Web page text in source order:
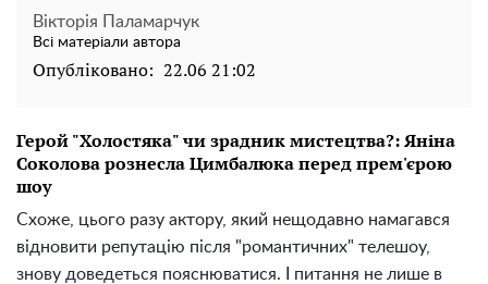
Вікторія Паламарчук
Всі матеріали автора
Опубліковано: 22.06 21:02
Герой "Холостяка" чи зрадник мистецтва?: Яніна
Соколова рознесла Цимбалюка перед прем'єрою
шоу
Схоже, цього разу актору, який нещодавно намагався
відновити репутацію після "романтичних" телешоу,
знову доведеться пояснюватися. І питання не лише в